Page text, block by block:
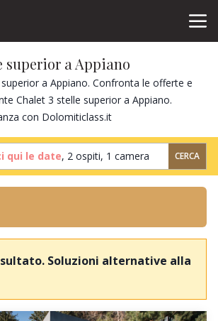
superior a Appiano
a Appiano. Confronta le offerte e
Chalet 3 stelle superior a Appiano.
con Dolomiticlass.it
qui le date, 2 ospiti, 1 camera CERCA
Soluzioni alternative alla